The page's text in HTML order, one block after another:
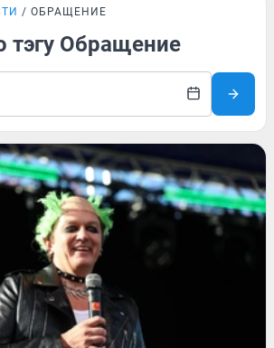
ОБРАЩЕНИЕ
тэгу Обращение